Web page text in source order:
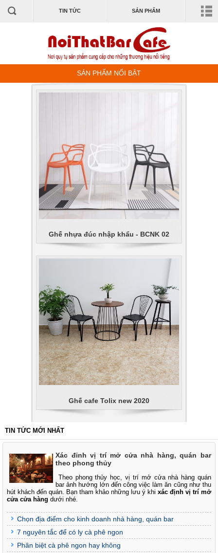
TIN TỨC SẢN PHẨM
SẢN PHẨM NỔI BẬT
Ghế nhựa đúc nhập khẩu - BCNK 02
Ghế cafe Tolix new 2020
TIN TỨC MỚI NHẤT
Xác đinh vị trí mở cửa nhà hàng, quán bar
theo phong thủy
Theo phong thủy học, vị trí mở cửa nhà hàng quán
bar ảnh hướng lớn đến công việc làm ăn cũng như thu
hút khách đến quán. Bạn tham khảo những lưu ý khi xác định vị trí mở
cửa cửa hàng dưới nhé.
Chọn địa điểm cho kinh doanh nhà hàng, quán bar
7 nguyên tắc để có ly cà phê ngon
Phân biệt cà phê ngon hay không